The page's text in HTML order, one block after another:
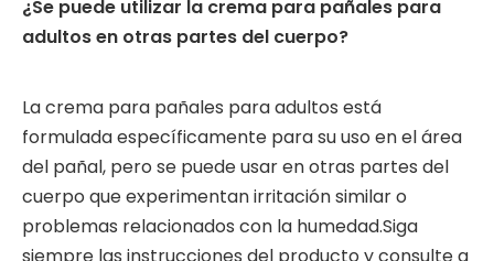
¿Se puede utilizar la crema para pañales para
adultos en otras partes del cuerpo?
La crema para pañales para adultos está
formulada específicamente para su uso en el área
del pañal, pero se puede usar en otras partes del
cuerpo que experimentan irritación similar o
problemas relacionados con la humedad.Siga